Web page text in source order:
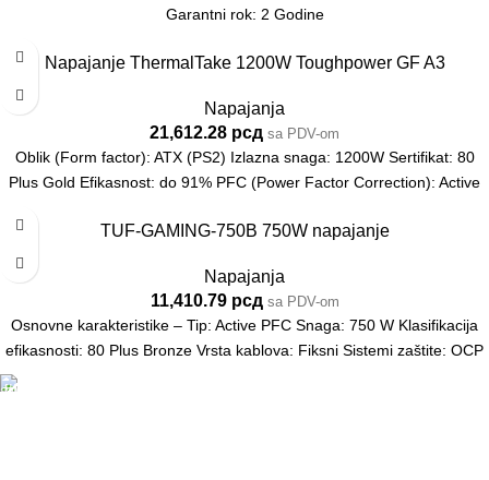
Garantni rok: 2 Godine
Napajanje ThermalTake 1200W Toughpower GF A3
Napajanja
21,612.28 рсд sa PDV-om
Oblik (Form factor): ATX (PS2) Izlazna snaga: 1200W Sertifikat: 80
Plus Gold Efikasnost: do 91% PFC (Power Factor Correction): Active
TUF-GAMING-750B 750W napajanje
Napajanja
11,410.79 рсд sa PDV-om
Osnovne karakteristike – Tip: Active PFC Snaga: 750 W Klasifikacija
efikasnosti: 80 Plus Bronze Vrsta kablova: Fiksni Sistemi zaštite: OCP